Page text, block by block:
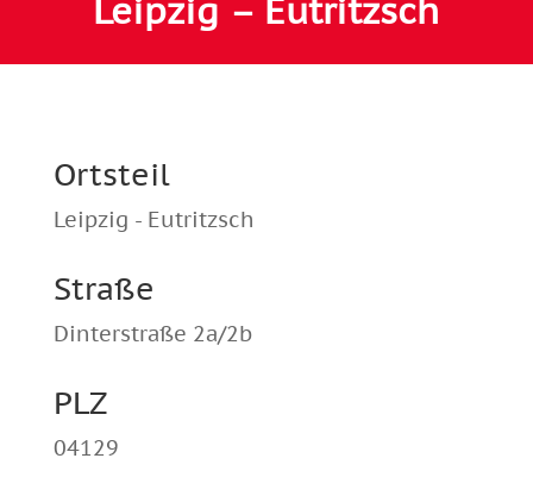
Leipzig – Eutritzsch
Ortsteil
Leipzig - Eutritzsch
Straße
Dinterstraße 2a/2b
PLZ
04129